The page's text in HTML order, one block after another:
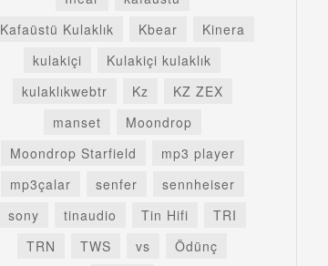
Kafaüstü Kulaklık
Kbear
Kinera
kulakiçi
Kulakiçi kulaklık
kulaklıkwebtr
Kz
KZ ZEX
manset
Moondrop
Moondrop Starfield
mp3 player
mp3çalar
senfer
sennheiser
sony
tinaudio Tin Hifi
TRI
TRN
TWS vs
Ödünç